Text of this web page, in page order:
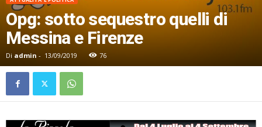
Opg: sotto sequestro quelli di
Messina e Firenze
Di admin - 13/09/2019 76